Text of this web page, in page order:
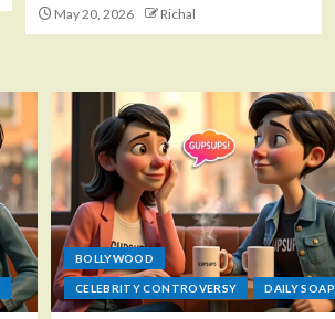
May 20, 2026 Richal
BOLLYWOOD
CELEBRITY CONTROVERSY DAILY SOAP